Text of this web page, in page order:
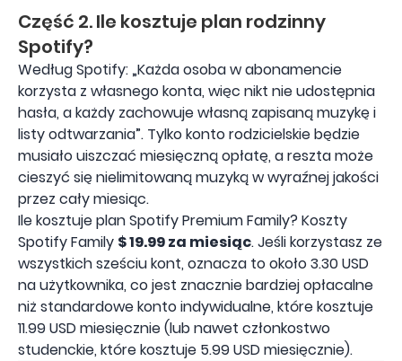
Część 2. Ile kosztuje plan rodzinny
Spotify?
Według Spotify: „Każda osoba w abonamencie
korzysta z własnego konta, więc nikt nie udostępnia
hasła, a każdy zachowuje własną zapisaną muzykę i
listy odtwarzania”. Tylko konto rodzicielskie będzie
musiało uiszczać miesięczną opłatę, a reszta może
cieszyć się nielimitowaną muzyką w wyraźnej jakości
przez cały miesiąc.
Ile kosztuje plan Spotify Premium Family? Koszty
Spotify Family $ 19.99 za miesiąc. Jeśli korzystasz ze
wszystkich sześciu kont, oznacza to około 3.30 USD
na użytkownika, co jest znacznie bardziej opłacalne
niż standardowe konto indywidualne, które kosztuje
11.99 USD miesięcznie (lub nawet członkostwo
studenckie, które kosztuje 5.99 USD miesięcznie).